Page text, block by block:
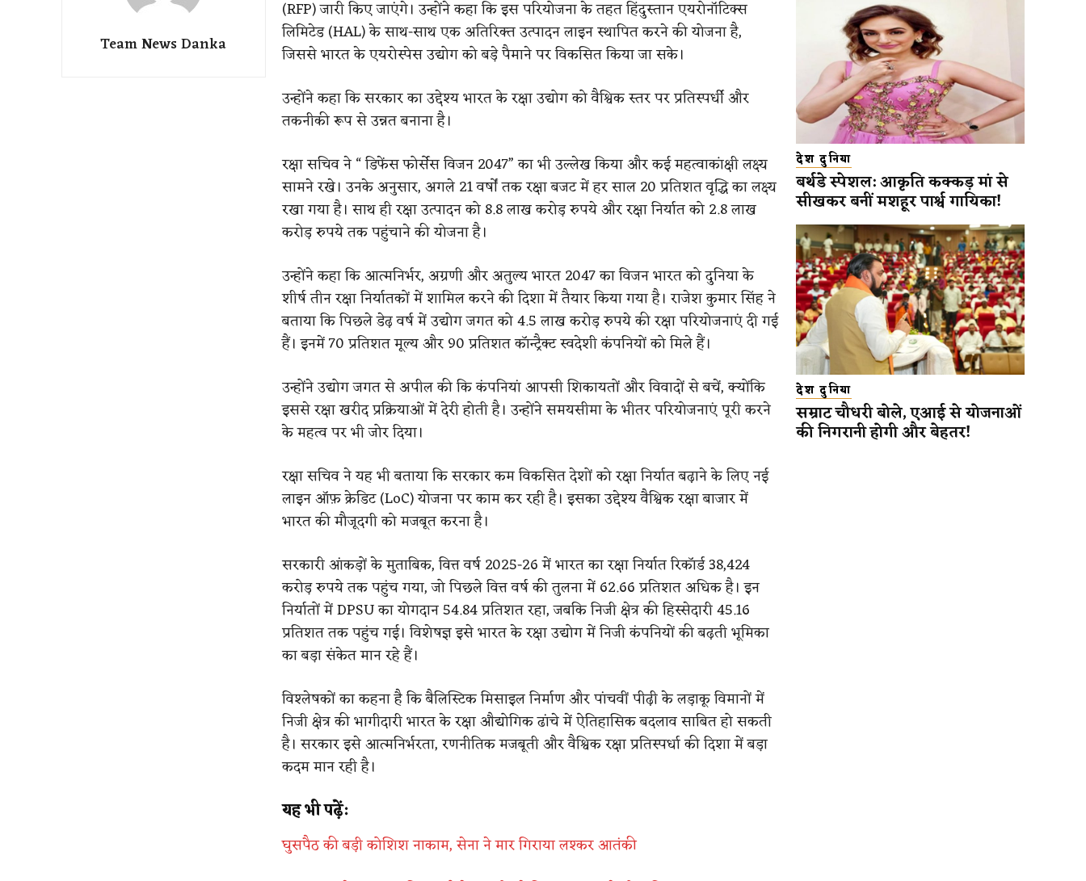
Team News Danka
(RFP) जारी किए जाएंगे। उन्होंने कहा कि इस परियोजना के तहत हिंदुस्तान एयरोनॉटिक्स
लिमिटेड (HAL) के साथ-साथ एक अतिरिक्त उत्पादन लाइन स्थापित करने की योजना है,
जिससे भारत के एयरोस्पेस उद्योग को बड़े पैमाने पर विकसित किया जा सके।
उन्होंने कहा कि सरकार का उद्देश्य भारत के रक्षा उद्योग को वैश्विक स्तर पर प्रतिस्पर्धी और
तकनीकी रूप से उन्नत बनाना है।
रक्षा सचिव ने “ डिफेंस फोर्सेस विजन 2047” का भी उल्लेख किया और कई महत्वाकांक्षी लक्ष्य
सामने रखे। उनके अनुसार, अगले 21 वर्षों तक रक्षा बजट में हर साल 20 प्रतिशत वृद्धि का लक्ष्य
रखा गया है। साथ ही रक्षा उत्पादन को 8.8 लाख करोड़ रुपये और रक्षा निर्यात को 2.8 लाख
करोड़ रुपये तक पहुंचाने की योजना है।
उन्होंने कहा कि आत्मनिर्भर, अग्रणी और अतुल्य भारत 2047 का विजन भारत को दुनिया के
शीर्ष तीन रक्षा निर्यातकों में शामिल करने की दिशा में तैयार किया गया है। राजेश कुमार सिंह ने
बताया कि पिछले डेढ़ वर्ष में उद्योग जगत को 4.5 लाख करोड़ रुपये की रक्षा परियोजनाएं दी गई
हैं। इनमें 70 प्रतिशत मूल्य और 90 प्रतिशत कॉन्ट्रैक्ट स्वदेशी कंपनियों को मिले हैं।
उन्होंने उद्योग जगत से अपील की कि कंपनियां आपसी शिकायतों और विवादों से बचें, क्योंकि
इससे रक्षा खरीद प्रक्रियाओं में देरी होती है। उन्होंने समयसीमा के भीतर परियोजनाएं पूरी करने
के महत्व पर भी जोर दिया।
रक्षा सचिव ने यह भी बताया कि सरकार कम विकसित देशों को रक्षा निर्यात बढ़ाने के लिए नई
लाइन ऑफ़ क्रेडिट (LoC) योजना पर काम कर रही है। इसका उद्देश्य वैश्विक रक्षा बाजार में
भारत की मौजूदगी को मजबूत करना है।
सरकारी आंकड़ों के मुताबिक, वित्त वर्ष 2025-26 में भारत का रक्षा निर्यात रिकॉर्ड 38,424
करोड़ रुपये तक पहुंच गया, जो पिछले वित्त वर्ष की तुलना में 62.66 प्रतिशत अधिक है। इन
निर्यातों में DPSU का योगदान 54.84 प्रतिशत रहा, जबकि निजी क्षेत्र की हिस्सेदारी 45.16
प्रतिशत तक पहुंच गई। विशेषज्ञ इसे भारत के रक्षा उद्योग में निजी कंपनियों की बढ़ती भूमिका
का बड़ा संकेत मान रहे हैं।
विश्लेषकों का कहना है कि बैलिस्टिक मिसाइल निर्माण और पांचवीं पीढ़ी के लड़ाकू विमानों में
निजी क्षेत्र की भागीदारी भारत के रक्षा औद्योगिक ढांचे में ऐतिहासिक बदलाव साबित हो सकती
है। सरकार इसे आत्मनिर्भरता, रणनीतिक मजबूती और वैश्विक रक्षा प्रतिस्पर्धा की दिशा में बड़ा
कदम मान रही है।
यह भी पढ़ें:
घुसपैठ की बड़ी कोशिश नाकाम, सेना ने मार गिराया लश्कर आतंकी
देश दुनिया
बर्थडे स्पेशल: आकृति कक्कड़ मां से
सीखकर बनीं मशहूर पार्श्व गायिका!
देश दुनिया
सम्राट चौधरी बोले, एआई से योजनाओं
की निगरानी होगी और बेहतर!